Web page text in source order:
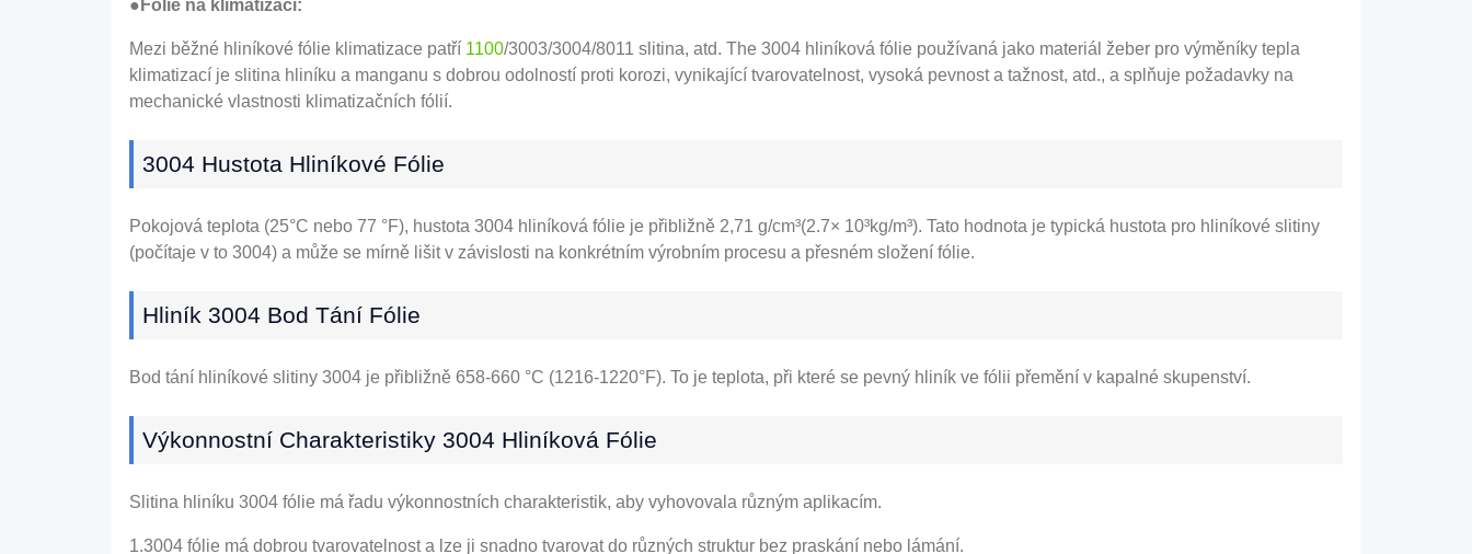
●Fólie na klimatizaci:
Mezi běžné hliníkové fólie klimatizace patří 1100/3003/3004/8011 slitina, atd. The 3004 hliníková fólie používaná jako materiál žeber pro výměníky tepla
klimatizací je slitina hliníku a manganu s dobrou odolností proti korozi, vynikající tvarovatelnost, vysoká pevnost a tažnost, atd., a splňuje požadavky na
mechanické vlastnosti klimatizačních fólií.
3004 Hustota Hliníkové Fólie
Pokojová teplota (25°C nebo 77 °F), hustota 3004 hliníková fólie je přibližně 2,71 g/cm³(2.7× 10³kg/m³). Tato hodnota je typická hustota pro hliníkové slitiny
(počítaje v to 3004) a může se mírně lišit v závislosti na konkrétním výrobním procesu a přesném složení fólie.
Hliník 3004 Bod Tání Fólie
Bod tání hliníkové slitiny 3004 je přibližně 658-660 °C (1216-1220°F). To je teplota, při které se pevný hliník ve fólii přemění v kapalné skupenství.
Výkonnostní Charakteristiky 3004 Hliníková Fólie
Slitina hliníku 3004 fólie má řadu výkonnostních charakteristik, aby vyhovovala různým aplikacím.
1.3004 fólie má dobrou tvarovatelnost a lze ji snadno tvarovat do různých struktur bez praskání nebo lámání.